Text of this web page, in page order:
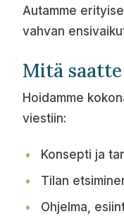
Autamme
vahvan
Mitä
Hoidamme
viestiin:
Konsepti ja
Tilan
Ohjelma,